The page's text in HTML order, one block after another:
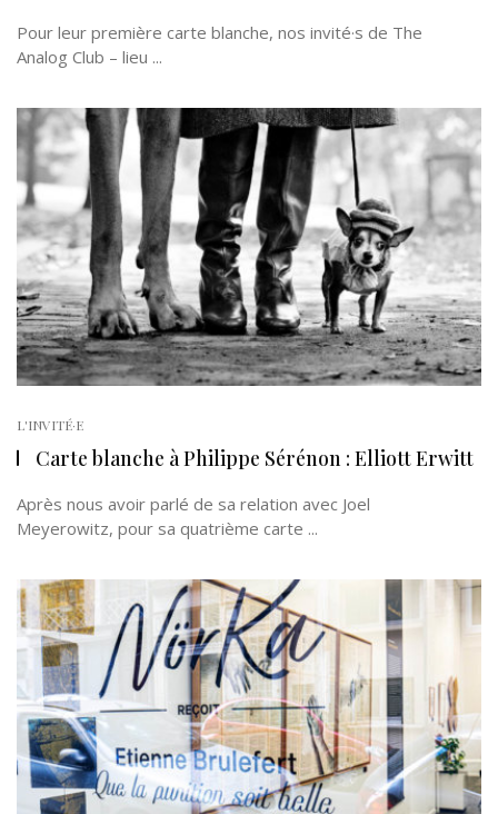
Pour leur première carte blanche, nos invité·s de The
Analog Club – lieu ...
L'INVITÉ·E
Carte blanche à Philippe Sérénon : Elliott Erwitt
Après nous avoir parlé de sa relation avec Joel
Meyerowitz, pour sa quatrième carte ...